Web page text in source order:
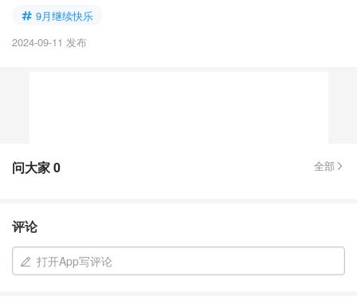
9月继续快乐
2024-09-11 发布
问大家0 全部
评论
打开App写评论